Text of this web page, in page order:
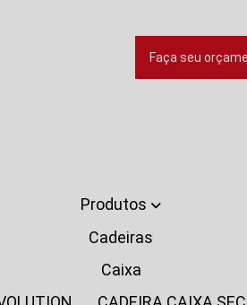
Faça seu
Produtos
Cadeiras
Caixa